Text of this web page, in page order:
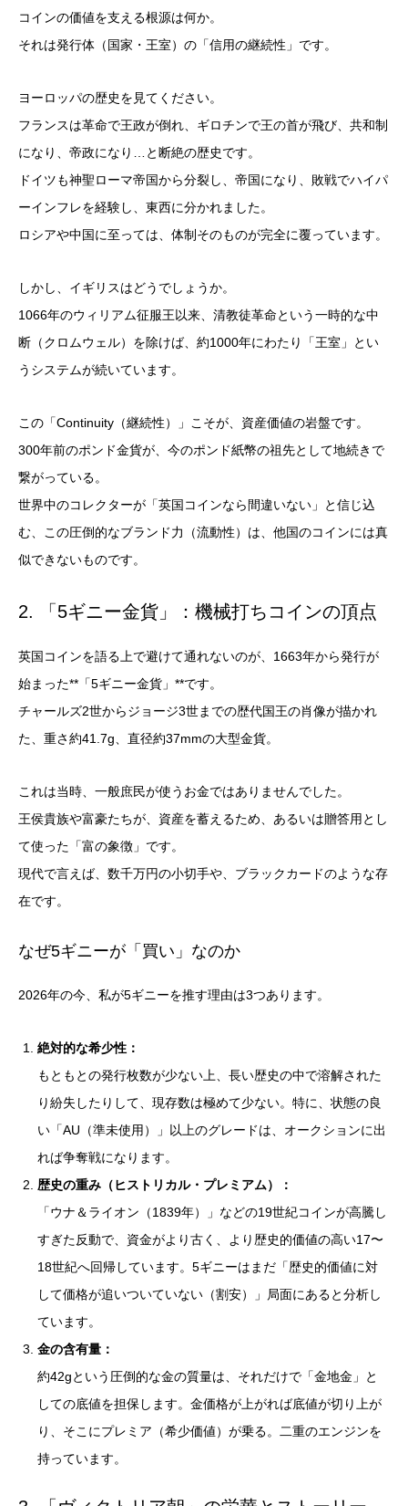
コインの価値を支える根源は何か。
それは発行体（国家・王室）の「信用の継続性」です。
ヨーロッパの歴史を見てください。
フランスは革命で王政が倒れ、ギロチンで王の首が飛び、共和制
になり、帝政になり…と断絶の歴史です。
ドイツも神聖ローマ帝国から分裂し、帝国になり、敗戦でハイパ
ーインフレを経験し、東西に分かれました。
ロシアや中国に至っては、体制そのものが完全に覆っています。
しかし、イギリスはどうでしょうか。
1066年のウィリアム征服王以来、清教徒革命という一時的な中
断（クロムウェル）を除けば、約1000年にわたり「王室」とい
うシステムが続いています。
この「Continuity（継続性）」こそが、資産価値の岩盤です。
300年前のポンド金貨が、今のポンド紙幣の祖先として地続きで
繋がっている。
世界中のコレクターが「英国コインなら間違いない」と信じ込
む、この圧倒的なブランド力（流動性）は、他国のコインには真
似できないものです。
2. 「5ギニー金貨」：機械打ちコインの頂点
英国コインを語る上で避けて通れないのが、1663年から発行が
始まった**「5ギニー金貨」**です。
チャールズ2世からジョージ3世までの歴代国王の肖像が描かれ
た、重さ約41.7g、直径約37mmの大型金貨。
これは当時、一般庶民が使うお金ではありませんでした。
王侯貴族や富豪たちが、資産を蓄えるため、あるいは贈答用とし
て使った「富の象徴」です。
現代で言えば、数千万円の小切手や、ブラックカードのような存
在です。
なぜ5ギニーが「買い」なのか
2026年の今、私が5ギニーを推す理由は3つあります。
絶対的な希少性：
もともとの発行枚数が少ない上、長い歴史の中で溶解された
り紛失したりして、現存数は極めて少ない。特に、状態の良
い「AU（準未使用）」以上のグレードは、オークションに出
れば争奪戦になります。
歴史の重み（ヒストリカル・プレミアム）：
「ウナ＆ライオン（1839年）」などの19世紀コインが高騰し
すぎた反動で、資金がより古く、より歴史的価値の高い17〜
18世紀へ回帰しています。5ギニーはまだ「歴史的価値に対
して価格が追いついていない（割安）」局面にあると分析し
ています。
金の含有量：
約42gという圧倒的な金の質量は、それだけで「金地金」と
しての底値を担保します。金価格が上がれば底値が切り上が
り、そこにプレミア（希少価値）が乗る。二重のエンジンを
持っています。